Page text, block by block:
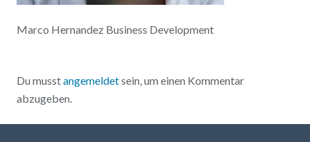
Marco Hernandez Business Development
Du musstangemeldetsein, um einen Kommentar
abzugeben.